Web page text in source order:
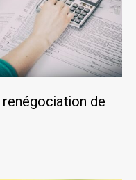
de